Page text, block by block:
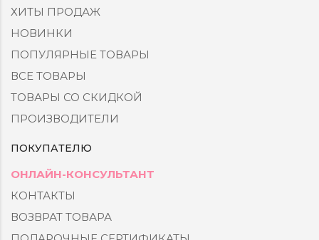
ХИТЫ ПРОДАЖ
НОВИНКИ
ПОПУЛЯРНЫЕ ТОВАРЫ
ВСЕ ТОВАРЫ
ТОВАРЫ СО СКИДКОЙ
ПРОИЗВОДИТЕЛИ
ПОКУПАТЕЛЮ
ОНЛАЙН-КОНСУЛЬТАНТ
КОНТАКТЫ
ВОЗВРАТ ТОВАРА